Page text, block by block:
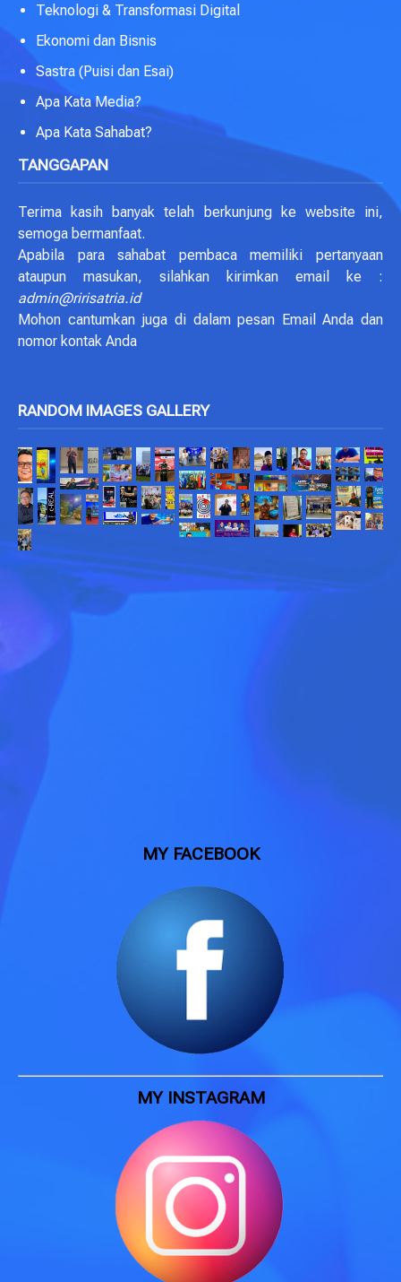
Teknologi & Transformasi Digital
Ekonomi dan Bisnis
Sastra (Puisi dan Esai)
Apa Kata Media?
Apa Kata Sahabat?
TANGGAPAN
Terima kasih banyak telah berkunjung ke website ini,
semoga bermanfaat.
Apabila para sahabat pembaca memiliki pertanyaan
ataupun masukan, silahkan kirimkan email ke :
admin@ririsatria.id
Mohon cantumkan juga di dalam pesan Email Anda dan
nomor kontak Anda
RANDOM IMAGES GALLERY
MY FACEBOOK
MY INSTAGRAM